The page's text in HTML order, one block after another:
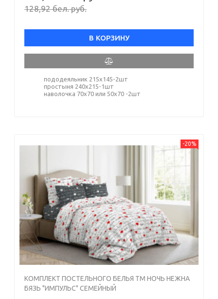
128,92 бел. руб.
В КОРЗИНУ
пододеяльник 215х145-2шт
простыня 240х215-1шт
наволочка 70х70 или 50х70 -2шт
-20%
КОМПЛЕКТ ПОСТЕЛЬНОГО БЕЛЬЯ ТМ НОЧЬ НЕЖНА
БЯЗЬ "ИМПУЛЬС" СЕМЕЙНЫЙ